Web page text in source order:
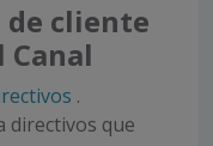
cliente
Canal
.
directivos que